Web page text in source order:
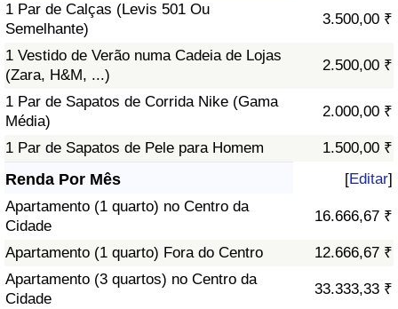
1 Par de Calças (Levis 501 Ou
Semelhante)
3.500,00 ₹
1 Vestido de Verão numa Cadeia de Lojas
(Zara, H&M, ...)
2.500,00 ₹
1 Par de Sapatos de Corrida Nike (Gama
Média)
2.000,00 ₹
1 Par de Sapatos de Pele para Homem 1.500,00 ₹
Renda Por Mês [Editar]
Apartamento (1 quarto) no Centro da
Cidade
16.666,67 ₹
Apartamento (1 quarto) Fora do Centro
12.666,67 ₹
Apartamento (3 quartos) no Centro da
Cidade
33.333,33 ₹